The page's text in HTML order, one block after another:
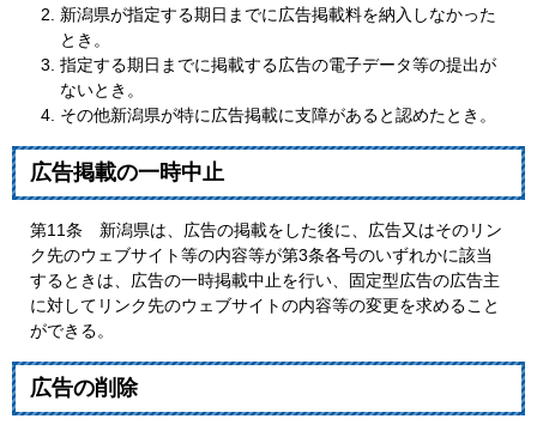
新潟県が指定する期日までに広告掲載料を納入しなかった
とき。
指定する期日までに掲載する広告の電子データ等の提出が
ないとき。
その他新潟県が特に広告掲載に支障があると認めたとき。
広告掲載の一時中止
第11条 新潟県は、広告の掲載をした後に、広告又はそのリン
ク先のウェブサイト等の内容等が第3条各号のいずれかに該当
するときは、広告の一時掲載中止を行い、固定型広告の広告主
に対してリンク先のウェブサイトの内容等の変更を求めること
ができる。
広告の削除